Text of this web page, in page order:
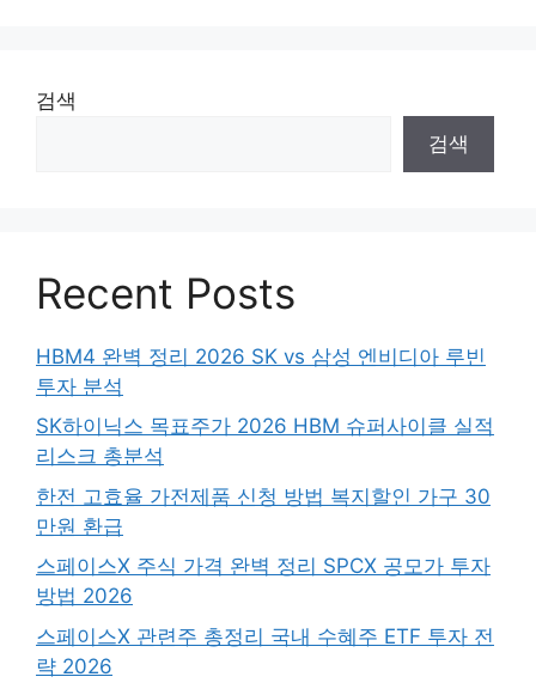
검색
검색
Recent Posts
HBM4 완벽 정리 2026 SK vs 삼성 엔비디아 루빈
투자 분석
SK하이닉스 목표주가 2026 HBM 슈퍼사이클 실적
리스크 총분석
한전 고효율 가전제품 신청 방법 복지할인 가구 30
만원 환급
스페이스X 주식 가격 완벽 정리 SPCX 공모가 투자
방법 2026
스페이스X 관련주 총정리 국내 수혜주 ETF 투자 전
략 2026